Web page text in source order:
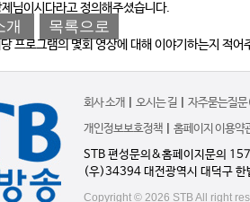
님이시다라고 정의해주셨습니다.
개 목록으로
프로그램의 몇회 영상에 대해 이야기하는지 적어
회사 소개 오시는 길 자주묻는질
개인정보보호정책
홈페이지 이용약
STB 편성문의&홈페이지문의
(우)34394 대전광역시 대덕구
Copyright © 2026 STB All right